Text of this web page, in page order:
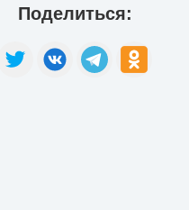
Поделиться: